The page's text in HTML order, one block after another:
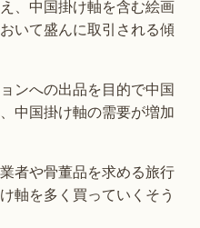
、中国掛け軸を含む絵画
いて盛んに取引される傾
ンへの出品を目的で中国
中国掛け軸の需要が増加
者や骨董品を求める旅行
軸を多く買っていくそう